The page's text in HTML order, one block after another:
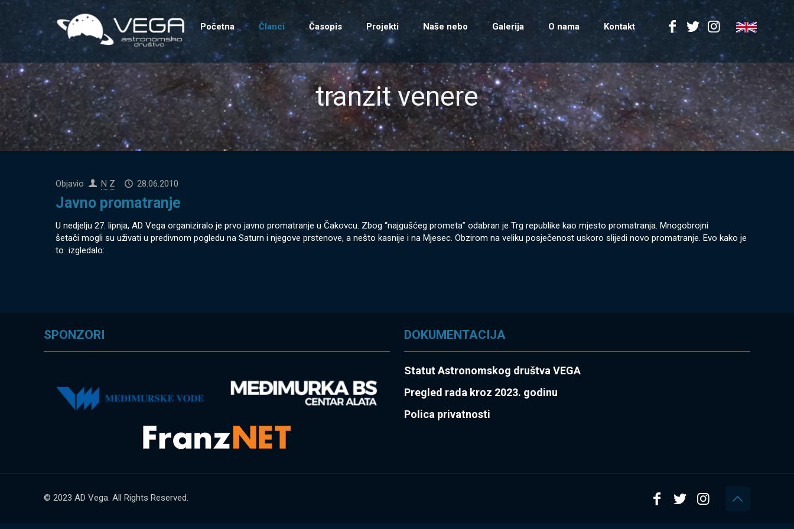
Početna Članci Časopis Projekti Naše nebo Galerija O nama Kontakt
tranzit venere
Objavio N Z 28.06.2010
Javno promatranje
U nedjelju 27. lipnja, AD Vega organiziralo je prvo javno promatranje u Čakovcu. Zbog “najgušćeg prometa” odabran je Trg republike kao mjesto promatranja. Mnogobrojni
šetači mogli su uživati u predivnom pogledu na Saturn i njegove prstenove, a nešto kasnije i na Mjesec. Obzirom na veliku posječenost uskoro slijedi novo promatranje. Evo kako je
to izgledalo:
SPONZORI DOKUMENTACIJA
Statut Astronomskog društva VEGA
Pregled rada kroz 2023. godinu
Polica privatnosti
© 2023 AD Vega. All Rights Reserved.